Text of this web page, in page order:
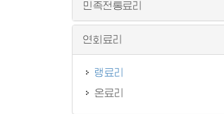
민족전통료리
연회료리
랭료리
온료리